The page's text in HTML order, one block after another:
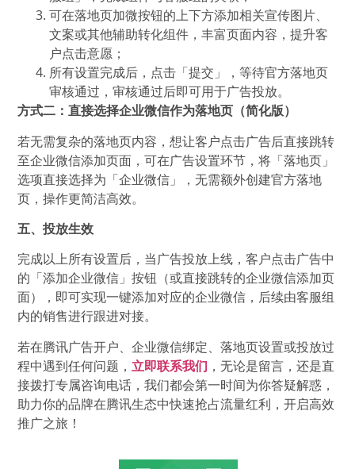
可在落地页加微按钮的上下方添加相关宣传图片、
文案或其他辅助转化组件，丰富页面内容，提升客
户点击意愿；
所有设置完成后，点击「提交」，等待官方落地页
审核通过，审核通过后即可用于广告投放。
方式二：直接选择企业微信作为落地页（简化版）
若无需复杂的落地页内容，想让客户点击广告后直接跳转
至企业微信添加页面，可在广告设置环节，将「落地页」
选项直接选择为「企业微信」，无需额外创建官方落地
页，操作更简洁高效。
五、投放生效
完成以上所有设置后，当广告投放上线，客户点击广告中
的「添加企业微信」按钮（或直接跳转的企业微信添加页
面），即可实现一键添加对应的企业微信，后续由客服组
内的销售进行跟进对接。
若在腾讯广告开户、企业微信绑定、落地页设置或投放过
程中遇到任何问题， 立即联系我们 ，无论是留言，还是直
接拨打专属咨询电话，我们都会第一时间为你答疑解惑，
助力你的品牌在腾讯生态中快速抢占流量红利，开启高效
推广之旅！